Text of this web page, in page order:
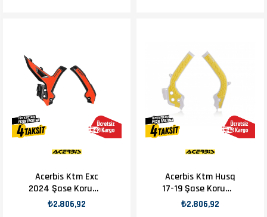
Acerbis Ktm Exc
2024 Şase Koruma
Siyah Turuncu
₺2.806,92
Acerbis Ktm Husq
17-19 Şase Koruma
Sarı
₺2.806,92